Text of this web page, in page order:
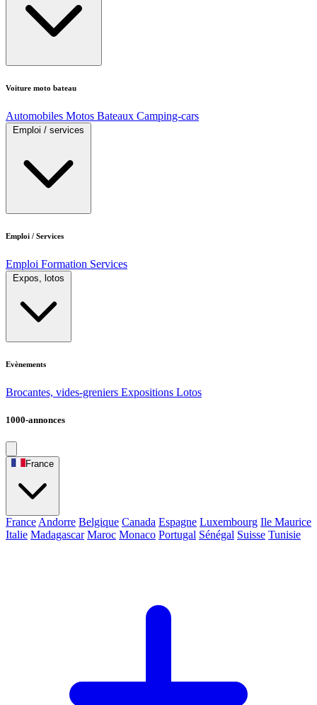
Voiture moto bateau
Automobiles Motos Bateaux Camping-cars
Emploi / services
Emploi / Services
Emploi Formation Services
Expos, lotos
Evènements
Brocantes, vides-greniers Expositions Lotos
1000-annonces
France
France Andorre Belgique Canada Espagne Luxembourg Ile Maurice
Italie Madagascar Maroc Monaco Portugal Sénégal Suisse Tunisie